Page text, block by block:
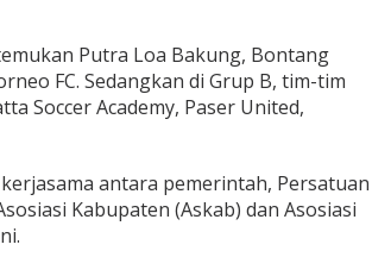
Putra Loa Bakung, Bontang
FC. Sedangkan di Grup B, tim-tim
Soccer Academy, Paser United,
antara pemerintah, Persatuan
Kabupaten (Askab) dan Asosiasi